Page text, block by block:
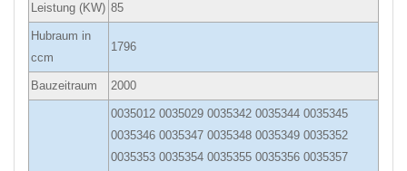
Leistung (KW) 85
Hubraum in
ccm
1796
Bauzeitraum 2000
0035012 0035029 0035342 0035344 0035345
0035346 0035347 0035348 0035349 0035352
0035353 0035354 0035355 0035356 0035357